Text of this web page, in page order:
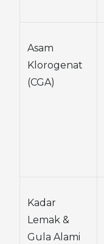
Asam
Klorogenat
(CGA)
Kadar
Lemak &
Gula Alami